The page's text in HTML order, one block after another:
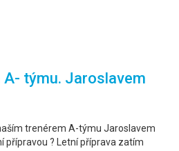
týmu. Jaroslavem
trenérem A-týmu Jaroslavem
přípravou ? Letní příprava zatím